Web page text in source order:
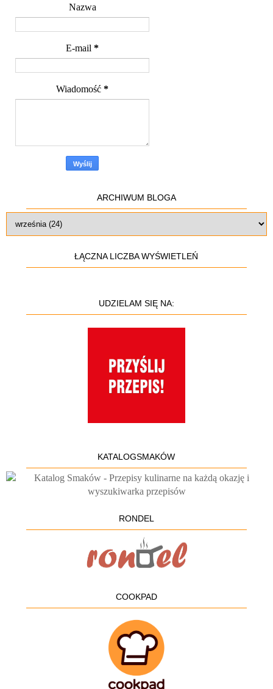
Nazwa
E-mail *
Wiadomość *
ARCHIWUM BLOGA
ŁĄCZNA LICZBA WYŚWIETLEŃ
UDZIELAM SIĘ NA:
KATALOGSMAKÓW
RONDEL
COOKPAD